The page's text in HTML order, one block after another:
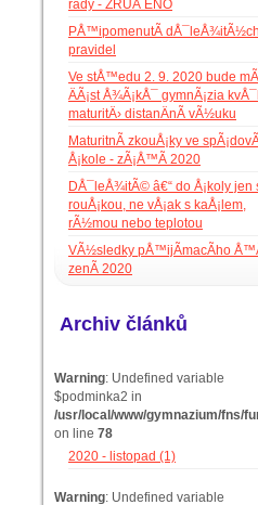
rady - ZRUÅ ENO
PÅ™ipomenutÃ­ dÅ¯leÅ¾itÃ½ch
pravidel
Ve stÅ™edu 2. 9. 2020 bude
ÄÃ¡st Å¾Ã¡kÅ¯ gymnÃ¡zia
maturitÄ› distanÄnÃ­ vÃ½uku
MaturitnÃ­ zkouÅ¡ky ve
Å¡kole - zÃ¡Å™Ã­ 2020
DÅ¯leÅ¾itÃ© â€“ do Å¡koly jen
rouÅ¡kou, ne vÅ¡ak s kaÅ¡lem,
rÃ½mou nebo teplotou
VÃ½sledky pÅ™ijÃ­macÃ­ho
zenÃ­ 2020
Archiv článků
Warning: Undefined variable
$podminka2 in
/usr/local/www/gymnazium/fns/
on line 78
2020 - listopad (1)
Warning: Undefined variable